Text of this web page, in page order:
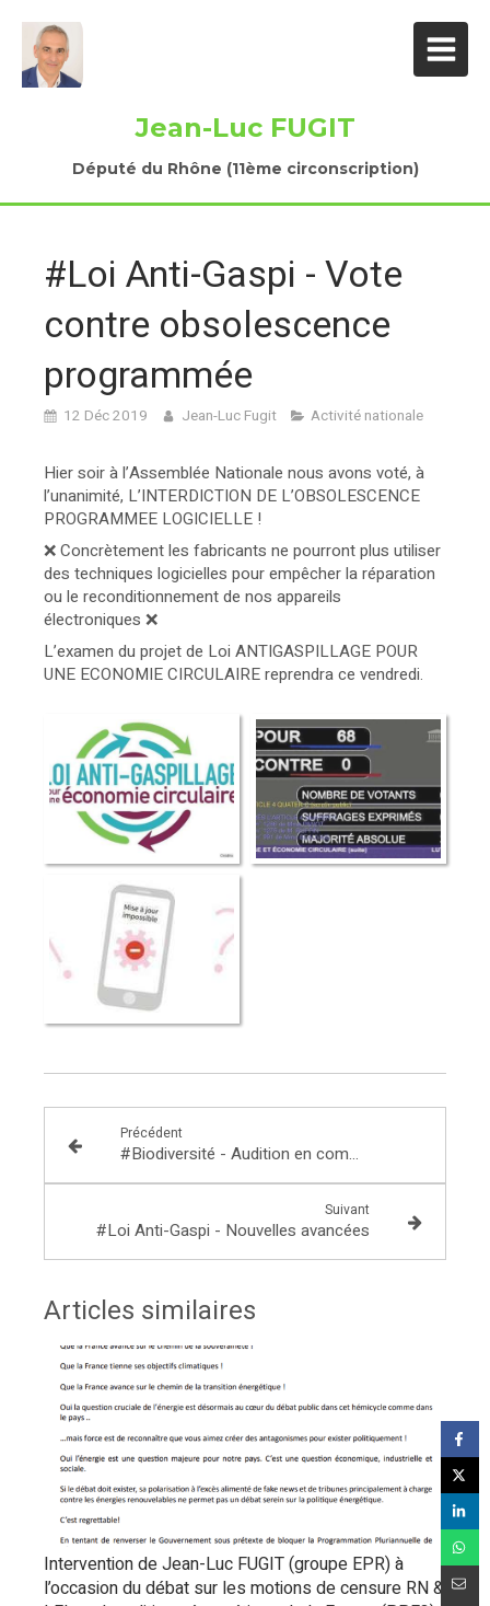
Jean-Luc FUGIT
Député du Rhône (11ème circonscription)
#Loi Anti-Gaspi - Vote
contre obsolescence
programmée
12 Déc 2019 Jean-Luc Fugit Activité nationale
Hier soir à l’Assemblée Nationale nous avons voté, à
l’unanimité, L’INTERDICTION DE L’OBSOLESCENCE
PROGRAMMEE LOGICIELLE !
❌ Concrètement les fabricants ne pourront plus utiliser
des techniques logicielles pour empêcher la réparation
ou le reconditionnement de nos appareils
électroniques ❌
L’examen du projet de Loi ANTIGASPILLAGE POUR
UNE ECONOMIE CIRCULAIRE reprendra ce vendredi.
Précédent
#Biodiversité - Audition en commission
Suivant
#Loi Anti-Gaspi - Nouvelles avancées
Articles similaires
Intervention de Jean-Luc FUGIT (groupe EPR) à
l’occasion du débat sur les motions de censure RN &